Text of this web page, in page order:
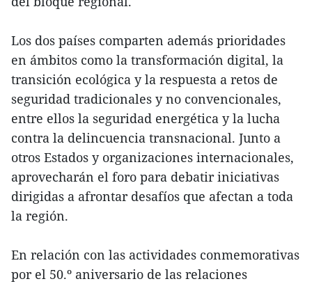
Los dos países comparten además prioridades
en ámbitos como la transformación digital, la
transición ecológica y la respuesta a retos de
seguridad tradicionales y no convencionales,
entre ellos la seguridad energética y la lucha
contra la delincuencia transnacional. Junto a
otros Estados y organizaciones internacionales,
aprovecharán el foro para debatir iniciativas
dirigidas a afrontar desafíos que afectan a toda
la región.
En relación con las actividades conmemorativas
por el 50.º aniversario de las relaciones